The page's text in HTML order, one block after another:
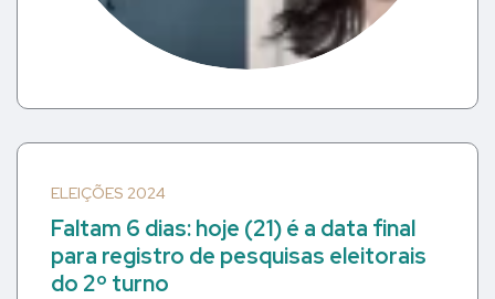
ELEIÇÕES 2024
Faltam 6 dias: hoje (21) é a data final
para registro de pesquisas eleitorais
do 2º turno